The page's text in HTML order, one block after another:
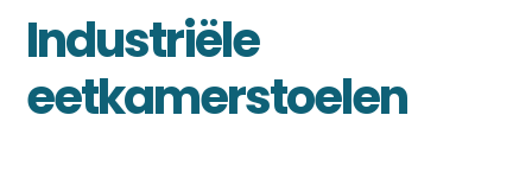
Industriële
eetkamerstoelen